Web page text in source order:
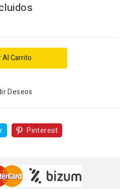
Al Carrito
Deseos
Pinterest